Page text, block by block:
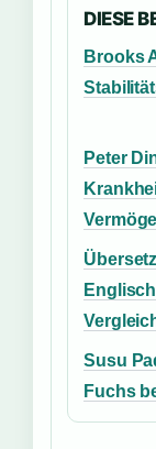
DIESE
Brooks
Peter
Susu
Fuchs